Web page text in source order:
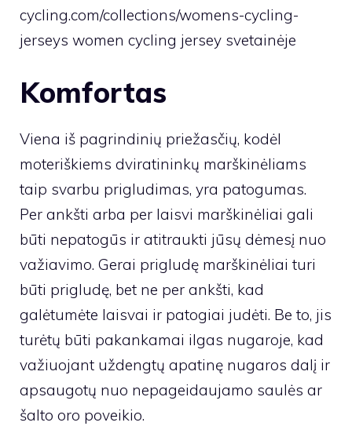
cycling.com/collections/womens-cycling-
jerseys women cycling jersey svetainėje
Komfortas
Viena iš pagrindinių priežasčių, kodėl
moteriškiems dviratininkų marškinėliams
taip svarbu prigludimas, yra patogumas.
Per ankšti arba per laisvi marškinėliai gali
būti nepatogūs ir atitraukti jūsų dėmesį nuo
važiavimo. Gerai prigludę marškinėliai turi
būti prigludę, bet ne per ankšti, kad
galėtumėte laisvai ir patogiai judėti. Be to, jis
turėtų būti pakankamai ilgas nugaroje, kad
važiuojant uždengtų apatinę nugaros dalį ir
apsaugotų nuo nepageidaujamo saulės ar
šalto oro poveikio.